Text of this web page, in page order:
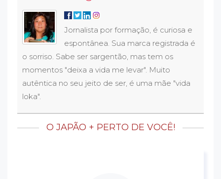
Jornalista por formação, é curiosa e
espontânea. Sua marca registrada é
o sorriso. Sabe ser sargentão, mas tem os
momentos "deixa a vida me levar". Muito
autêntica no seu jeito de ser, é uma mãe "vida
loka".
O JAPÃO + PERTO DE VOCÊ!